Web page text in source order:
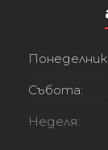
Събота:
Неделя: